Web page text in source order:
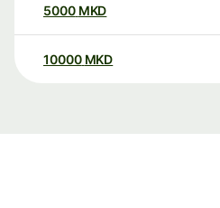
5000 MKD
10000 MKD